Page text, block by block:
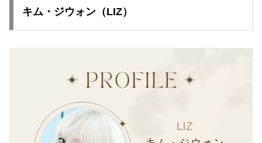
キム・ジウォン（LIZ）